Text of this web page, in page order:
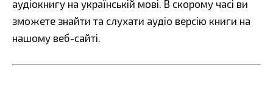
аудіокнигу на українській мові. В скорому часі ви
зможете знайти та слухати аудіо версію книги на
нашому веб-сайті.